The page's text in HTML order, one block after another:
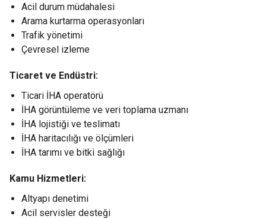
Acil durum müdahalesi
Arama kurtarma operasyonları
Trafik yönetimi
Çevresel izleme
Ticaret ve Endüstri:
Ticari İHA operatörü
İHA görüntüleme ve veri toplama uzmanı
İHA lojistiği ve teslimatı
İHA haritacılığı ve ölçümleri
İHA tarımı ve bitki sağlığı
Kamu Hizmetleri:
Altyapı denetimi
Acil servisler desteği